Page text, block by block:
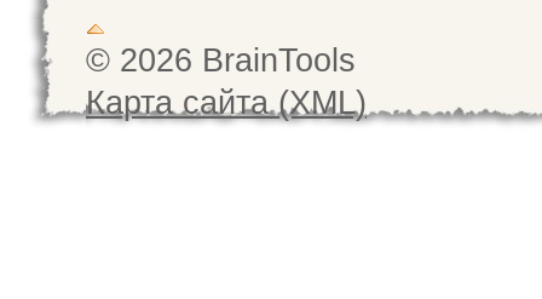
© 2026 BrainTools
Карта сайта (XML)